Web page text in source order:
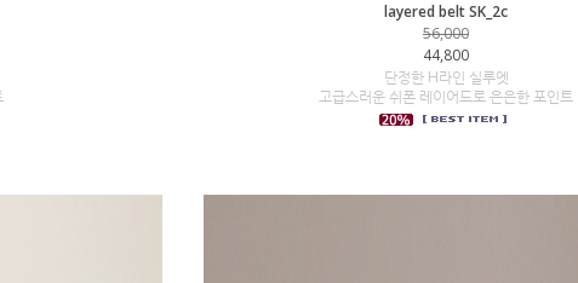
layered belt SK_2c
56,000
44,800
단정한 H라인 실루엣
고급스러운 쉬폰 레이어드로 은은한 포인트